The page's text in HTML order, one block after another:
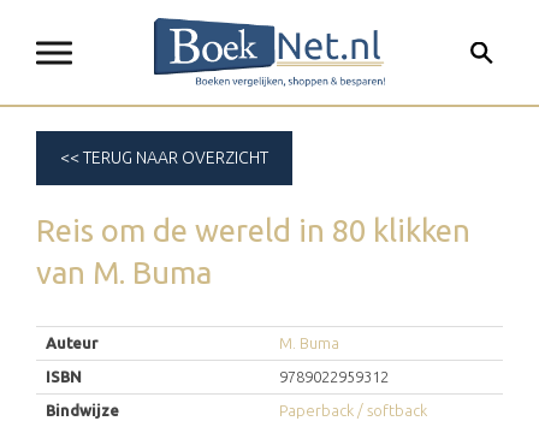
<< TERUG NAAR OVERZICHT
Reis om de wereld in 80 klikken
van M. Buma
Auteur
M. Buma
ISBN
9789022959312
Bindwijze
Paperback / softback